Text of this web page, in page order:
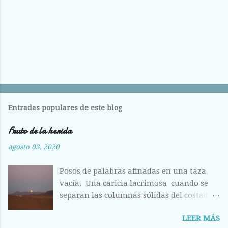
Entradas populares de este blog
Fruto de la herida
agosto 03, 2020
Posos de palabras afinadas en una taza
vacía. Una caricia lacrimosa cuando se
separan las columnas sólidas del costado.
deshecha de los huesos entrelazados en la
LEER MÁS